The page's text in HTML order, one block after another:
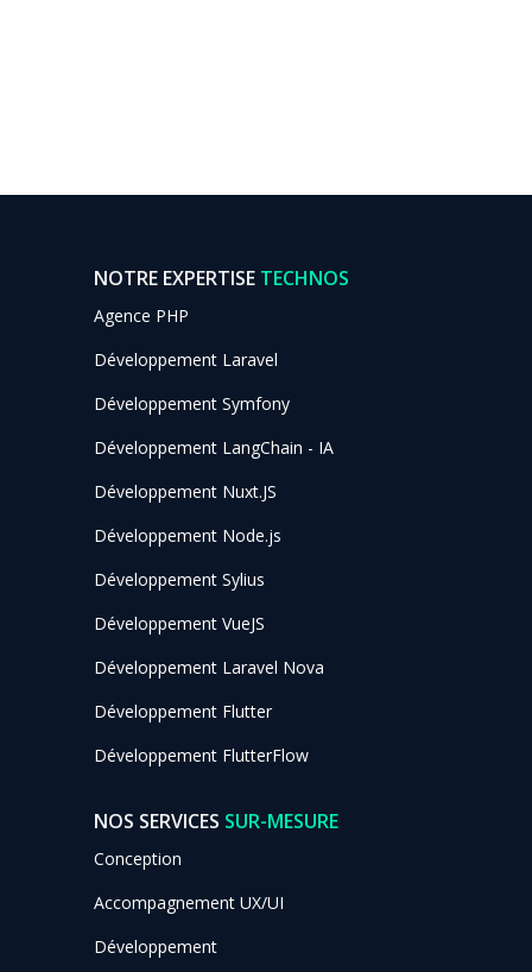
NOTRE EXPERTISE TECHNOS
Agence PHP
Développement Laravel
Développement Symfony
Développement LangChain - IA
Développement Nuxt.JS
Développement Node.js
Développement Sylius
Développement VueJS
Développement Laravel Nova
Développement Flutter
Développement FlutterFlow
NOS SERVICES SUR-MESURE
Conception
Accompagnement UX/UI
Développement